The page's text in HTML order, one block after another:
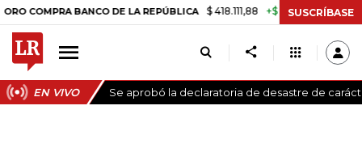
BANCO DE LA REPÚBLICA $ 418.111,88 +$ 9.612,91 +2,35%
SUSCRÍBASE
EN VIVO Se aprobó la declaratoria de desastre de